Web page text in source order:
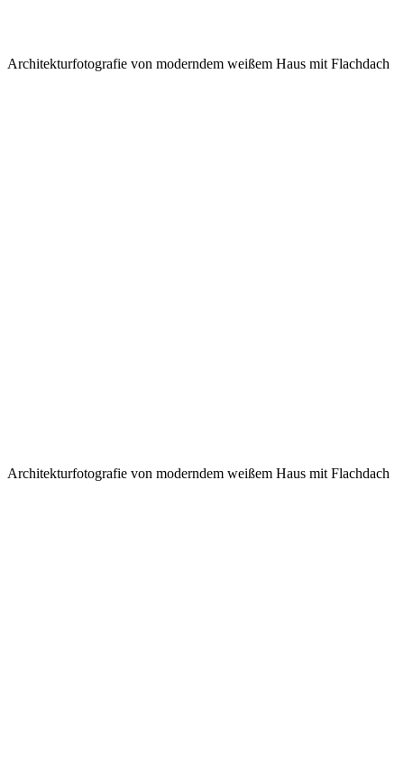
Architekturfotografie von moderndem weißem Haus mit Flachdach
Architekturfotografie von moderndem weißem Haus mit Flachdach